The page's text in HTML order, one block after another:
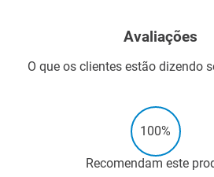
Avaliações
O que os clientes estão dizendo
100%
Recomendam este